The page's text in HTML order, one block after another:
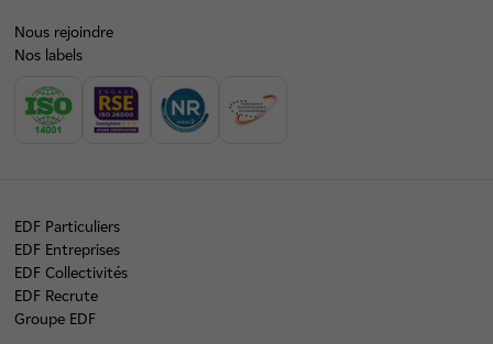
Nous rejoindre
Nos labels
EDF Particuliers
EDF Entreprises
EDF Collectivités
EDF Recrute
Groupe EDF